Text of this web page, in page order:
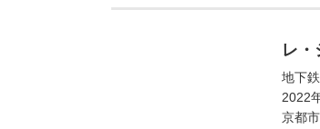
レ・
地下
2022
京都